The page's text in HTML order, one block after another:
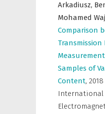
Arkadiusz,
Mohamed
Comparison
Transmission
Samples of
Content,
International